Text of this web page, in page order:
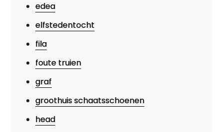
edea
elfstedentocht
fila
foute truien
graf
groothuis schaatsschoenen
head